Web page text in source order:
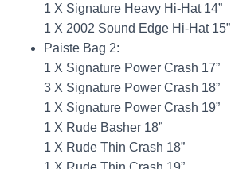
1 X Signature Heavy Hi-Hat 14”
1 X 2002 Sound Edge Hi-Hat 15”
Paiste Bag 2:
1 X Signature Power Crash 17”
3 X Signature Power Crash 18”
1 X Signature Power Crash 19”
1 X Rude Basher 18”
1 X Rude Thin Crash 18”